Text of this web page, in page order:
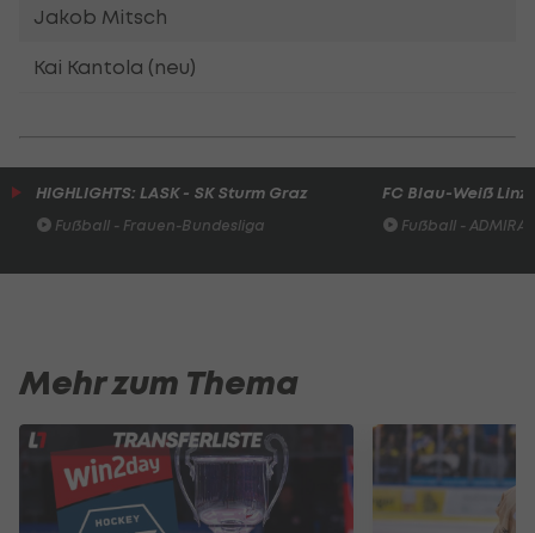
Jakob Mitsch
Kai Kantola (neu)
HIGHLIGHTS: LASK - SK Sturm Graz
Fußball - Frauen-Bundesliga
FC Blau-Weiß Linz
Fußball -
Mehr zum Thema